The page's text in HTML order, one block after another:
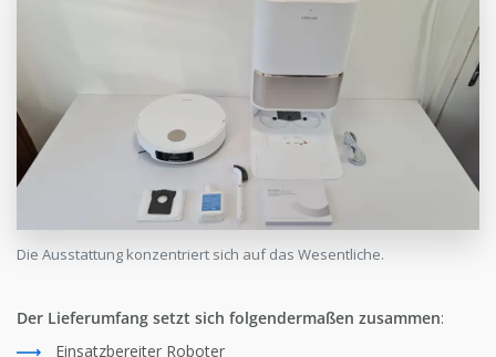
Die Ausstattung konzentriert sich auf das Wesentliche.
Der Lieferumfang setzt sich folgendermaßen zusammen:
Einsatzbereiter Roboter